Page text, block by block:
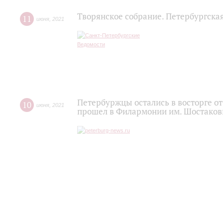
11 июня 2021 Творянское собрание.
10 июня 2021
Петербуржцы остались в восторге
прошел в Филармонии им.